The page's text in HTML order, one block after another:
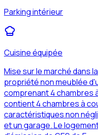
Parking intérieur
Cuisine équipée
Mise sur le marché dans
propriété non meublée
comprenant 4 chambres
contient 4 chambres à
caractéristiques non
et un garage. Le